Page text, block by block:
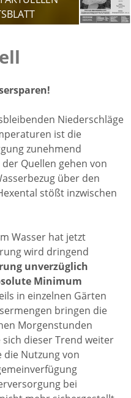
Niederschläge
ist die
zunehmend
Quellen gehen von
über den
stößt inzwischen
Wasser hat jetzt
wird dringend
unverzüglich
Minimum
in einzelnen Gärten
bringen die
Morgenstunden
dieser Trend weiter
Nutzung von
bei